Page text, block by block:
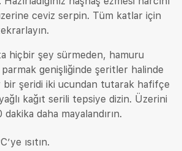
ceviz serpin. Tüm katlar için
hiçbir şey sürmeden, hamuru
parmak genişliğinde şeritler halinde
bir şeridi iki ucundan tutarak hafifçe
kağıt serili tepsiye dizin. Üzerini
dakika daha mayalandırın.
ısıtın.